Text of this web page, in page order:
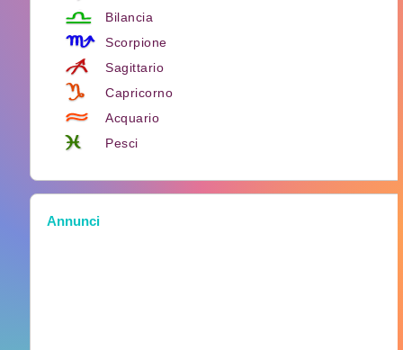
Bilancia
Scorpione
Sagittario
Capricorno
Acquario
Pesci
Annunci